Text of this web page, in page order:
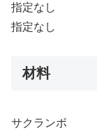
指定なし
指定なし
材料
サクランボ